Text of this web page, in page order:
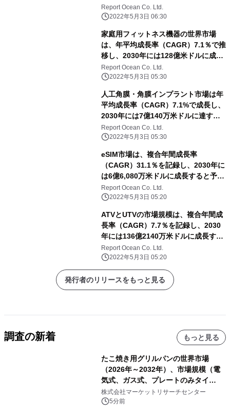
予測される
Report Ocean Co. Ltd.
2022年5月3日 06:30
家庭用フィットネス機器の世界市場
は、年平均成長率（CAGR）7.1％で推
移し、2030年には128億米ドルに成長
すると予測
Report Ocean Co. Ltd.
2022年5月3日 05:30
人工角膜・角膜インプラント市場は年
平均成長率（CAGR）7.1%で成長し、
2030年には7億140万米ドルに達する
と予測される
Report Ocean Co. Ltd.
2022年5月3日 05:30
eSIM市場は、複合年間成長率
（CAGR）31.1％を記録し、2030年に
は6億6,080万米ドルに成長すると予測
される
Report Ocean Co. Ltd.
2022年5月3日 05:20
ATVとUTVの市場規模は、複合年間成
長率（CAGR）7.7％を記録し、2030
年には136億2140万米ドルに成長する
と予測される
Report Ocean Co. Ltd.
2022年5月3日 05:20
発行者のリリースをもっと見る
調査の新着 もっと見る
たこ焼き用グリルパンの世界市場
（2026年～2032年）、市場規模（電
気式、ガス式、プレートのみタイ
プ）・分析レポートを発表
株式会社マーケットリサーチセンター
5分前